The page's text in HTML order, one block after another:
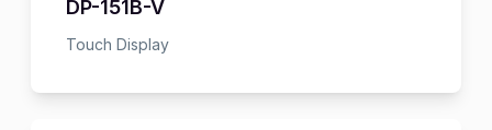
DP-151B-V
Touch Display